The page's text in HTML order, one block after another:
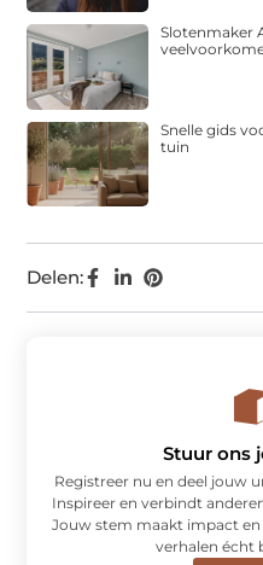
Delen:
Slotenmaker
Snelle gids
tuin
Stuur ons
Registreer nu en deel jouw
Inspireer en verbindt
Jouw stem maakt impact
verhalen écht